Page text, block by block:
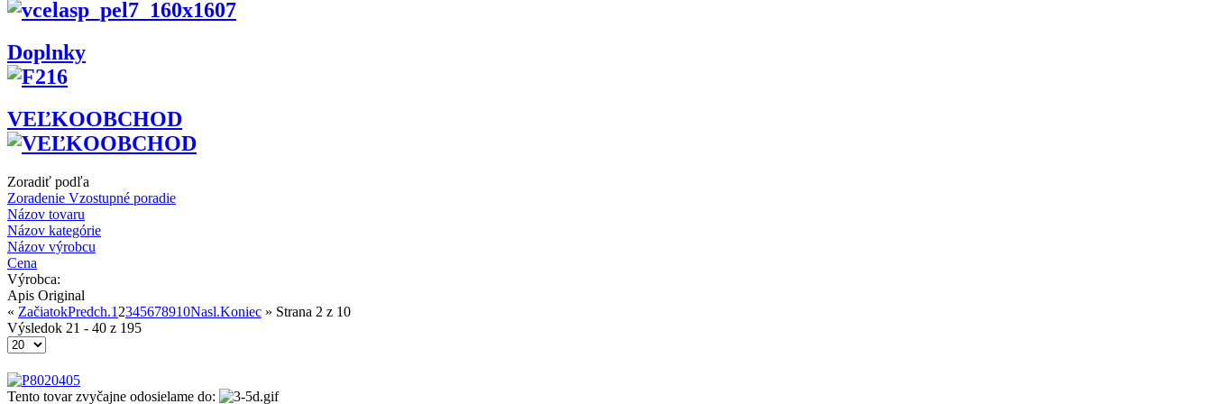
Doplnky
VEĽKOOBCHOD
Zoradiť podľa
Zoradenie Vzostupné poradie
Názov tovaru
Názov kategórie
Názov výrobcu
Cena
Výrobca:
Apis Original
« ZačiatokPredch.1 2345678910Nasl.Koniec » Strana 2 z 10
Výsledok 21 - 40 z 195
Tento tovar zvyčajne odosielame do: